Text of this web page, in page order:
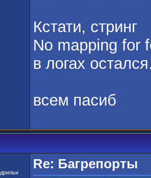
Кстати, стринг
No mapping for
в логах
всем пасиб
Re: Багрепорты